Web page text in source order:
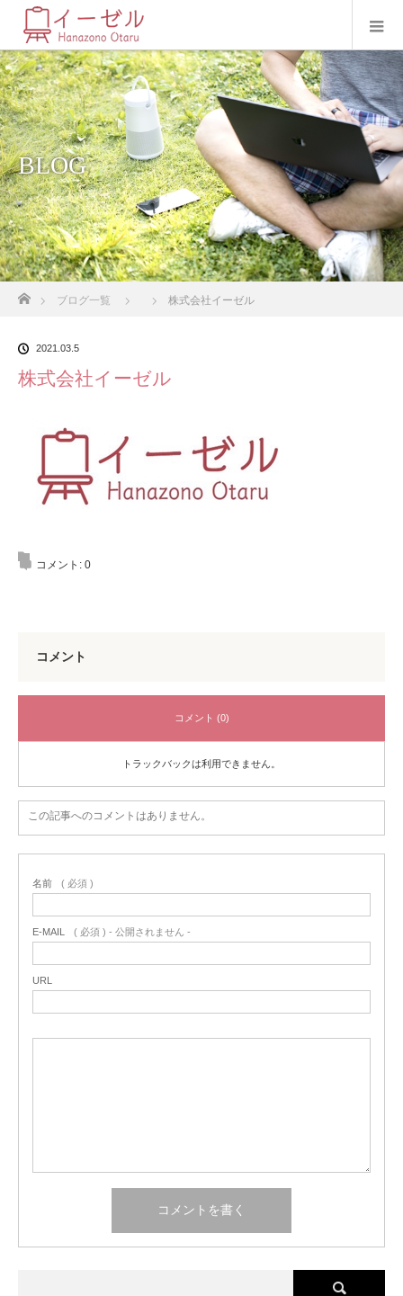
BLOG
ブログ一覧 株式会社イーゼル
2021.03.5
株式会社イーゼル
コメント: 0
コメント
コメント (0)
トラックバックは利用できません。
この記事へのコメントはありません。
名前 ( 必須 )
E-MAIL ( 必須 ) - 公開されません -
URL